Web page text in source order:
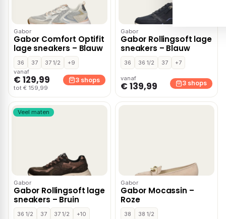
Gabor
Gabor Comfort Optifit
lage sneakers – Blauw
36 37 37 1/2
+9
vanaf
€ 129,99
tot € 159,99
3 shops
Gabor
Gabor Rollingsoft lage
sneakers – Blauw
36 36 1/2 37 +7
vanaf
€ 139,99 3 shops
Veel maten
Gabor
Gabor Rollingsoft lage
sneakers – Bruin
36 1/2 37 37 1/2
+10
Gabor
Gabor Mocassin –
Roze
38
38 1/2